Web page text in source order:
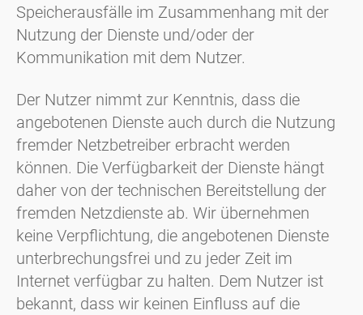
Speicherausfälle im Zusammenhang mit der
Nutzung der Dienste und/oder der
Kommunikation mit dem Nutzer.
Der Nutzer nimmt zur Kenntnis, dass die
angebotenen Dienste auch durch die Nutzung
fremder Netzbetreiber erbracht werden
können. Die Verfügbarkeit der Dienste hängt
daher von der technischen Bereitstellung der
fremden Netzdienste ab. Wir übernehmen
keine Verpflichtung, die angebotenen Dienste
unterbrechungsfrei und zu jeder Zeit im
Internet verfügbar zu halten. Dem Nutzer ist
bekannt, dass wir keinen Einfluss auf die